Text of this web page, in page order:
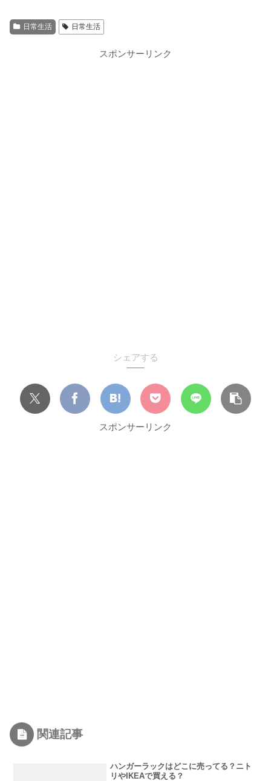
日常生活 日常生活
スポンサーリンク
シェアする
スポンサーリンク
関連記事
ハンガーラックはどこに売ってる？ニト
リやIKEAで買える？